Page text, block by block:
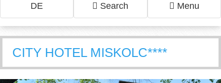
DE Search Menu
CITY HOTEL MISKOLC****